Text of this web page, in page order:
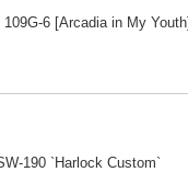
6 [Arcadia in My Youth]
190 `Harlock Custom`